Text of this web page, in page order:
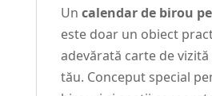
Un calendar de birou
este doar un obiect
adevărată carte de
tău. Conceput special